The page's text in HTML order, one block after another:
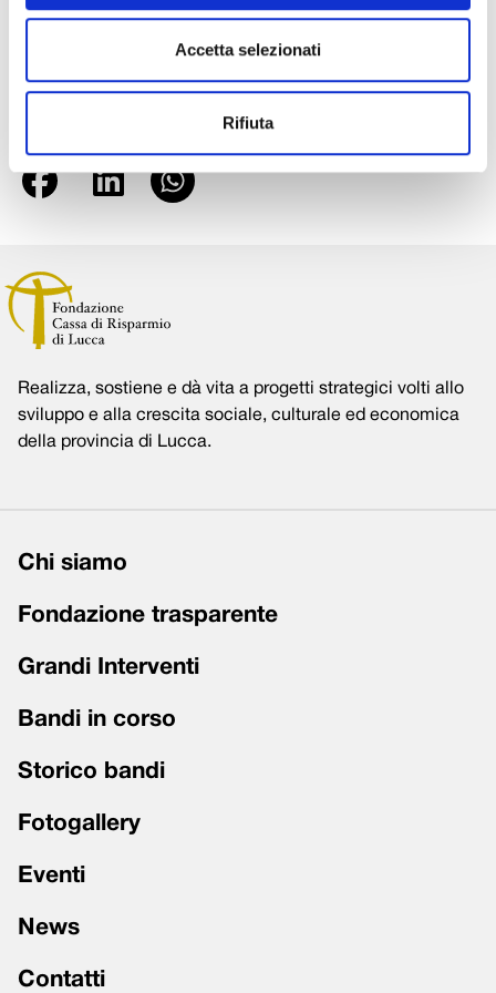
Accetta selezionati
Rifiuta
specifici Comitati provinciali per l’ordine e la Sicurezza
pubblica, in cui si era evidenziato il valore concreto di
un’operazione del genere.
Realizza, sostiene e dà vita a progetti strategici volti allo
sviluppo e alla crescita sociale, culturale ed economica
della provincia di Lucca.
Chi siamo
Fondazione trasparente
Grandi Interventi
Bandi in corso
Storico bandi
Fotogallery
Eventi
News
Contatti